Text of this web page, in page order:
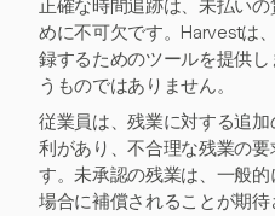
正確な時間追跡は、未払い
めに不可欠です。Harvestは
録するためのツールを提供
うものではありません。
従業員は、残業に対する追
利があり、不合理な残業の
す。未承認の残業は、一般
場合に補償されることが期